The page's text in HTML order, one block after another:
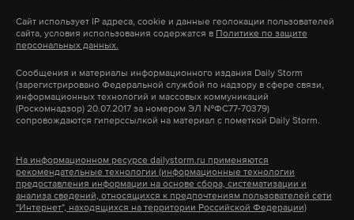
этом дополнительное вовлечение лиц в возрасте
55–60(65) лет в состав рабочей силы составит не
половина «новых трудоспособных» уже входит в
состав рабочей силы. Потери населения от
невыплаты пенсии «новому трудоспособному»
рублей в год в 2023–2024 годах.
Вследствие опережения роста численности
рабочей силы над ростом числа рабочих мест
23 апреля в московском клубе «Известия Hall». На
вечеринке «П IX Й, ПЛЯШЕМ» выступят
культовый латвийский рок-коллектив
специальные гости, имена которых пока не
раскрываются. Гендиректор телеканала Наталья
Синдеева сообщила Daily Storm, что впервые
Сайт использует IP адреса, cookie и данные геолокации пользователей
сайта, условия использования содержатся в Политике по защите
персональных данных.
Сообщения и материалы информационного издания Daily Storm
(зарегистрировано Федеральной службой по надзору в сфере связи,
информационных технологий и массовых коммуникаций
(Роскомнадзор) 20.07.2017 за номером ЭЛ №ФС77-70379)
сопровождаются гиперссылкой на материал с пометкой Daily Storm.
На информационном ресурсе dailystorm.ru применяются
рекомендательные технологии (информационные технологии
предоставления информации на основе сбора, систематизации и
анализа сведений, относящихся к предпочтениям пользователей сети
"Интернет", находящихся на территории Российской Федерации)